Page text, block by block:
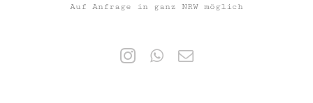
Auf Anfrage in ganz NRW möglich